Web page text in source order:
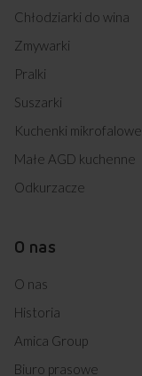
Chłodziarki do wina
Zmywarki
Pralki
Suszarki
Kuchenki mikrofalowe
Małe AGD kuchenne
Odkurzacze
O nas
O nas
Historia
Amica Group
Biuro prasowe